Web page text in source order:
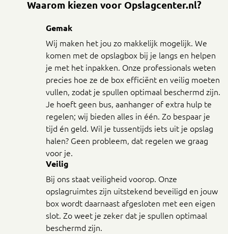
Waarom kiezen voor Opslagcenter.nl?
Gemak
Wij maken het jou zo makkelijk mogelijk. We
komen met de opslagbox bij je langs en helpen
je met het inpakken. Onze professionals weten
precies hoe ze de box efficiënt en veilig moeten
vullen, zodat je spullen optimaal beschermd zijn.
Je hoeft geen bus, aanhanger of extra hulp te
regelen; wij bieden alles in één. Zo bespaar je
tijd én geld. Wil je tussentijds iets uit je opslag
halen? Geen probleem, dat regelen we graag
voor je.
Veilig
Bij ons staat veiligheid voorop. Onze
opslagruimtes zijn uitstekend beveiligd en jouw
box wordt daarnaast afgesloten met een eigen
slot. Zo weet je zeker dat je spullen optimaal
beschermd zijn.